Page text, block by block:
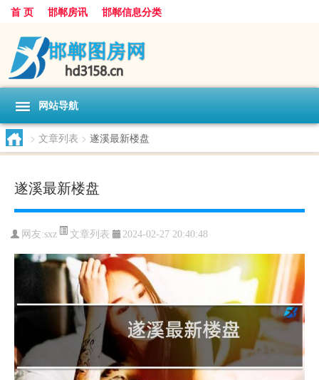
首 页 邯郸房讯 邯郸信息分类
网站导航
> 文章列表 > 遂溪最新楼盘
遂溪最新楼盘
网友:sxz 文章列表 2024-02-27 20:40:48